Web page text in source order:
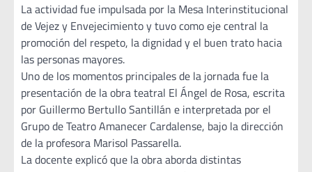
La actividad fue impulsada por la Mesa Interinstitucional
de Vejez y Envejecimiento y tuvo como eje central la
promoción del respeto, la dignidad y el buen trato hacia
las personas mayores.
Uno de los momentos principales de la jornada fue la
presentación de la obra teatral El Ángel de Rosa, escrita
por Guillermo Bertullo Santillán e interpretada por el
Grupo de Teatro Amanecer Cardalense, bajo la dirección
de la profesora Marisol Passarella.
La docente explicó que la obra aborda distintas